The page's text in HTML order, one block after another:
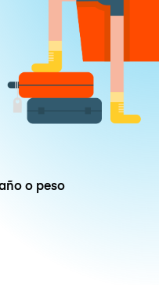
o peso